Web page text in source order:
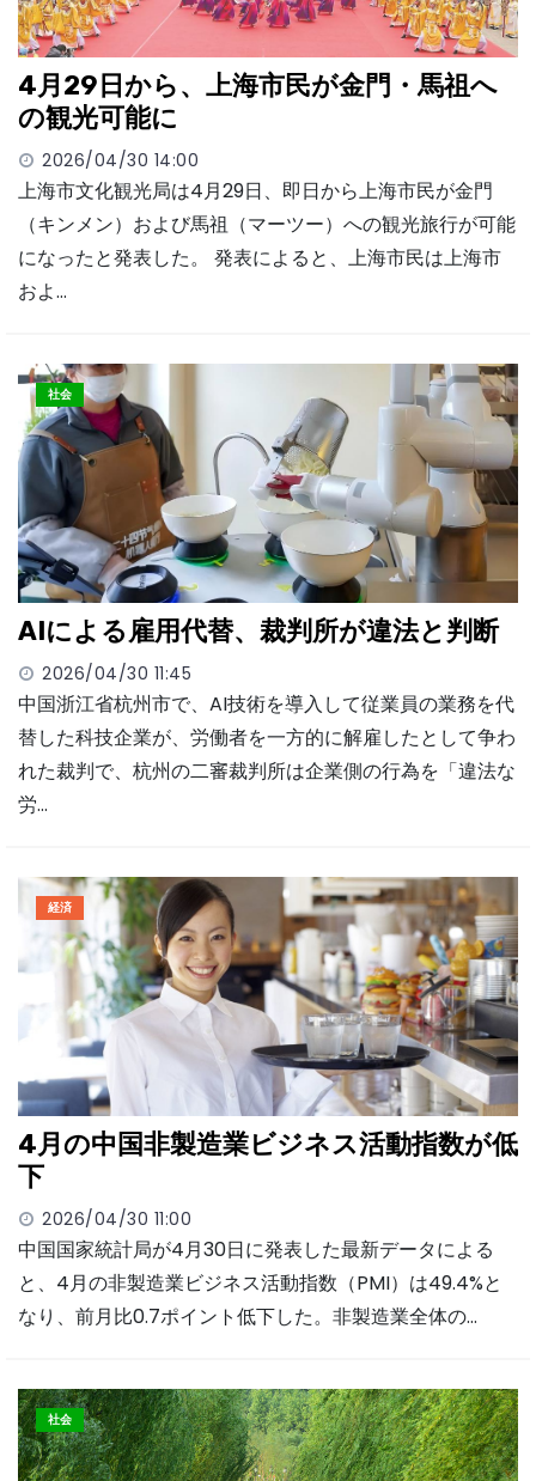
4月29日から、上海市民が金門・馬祖へ
の観光可能に
2026/04/30 14:00
上海市文化観光局は4月29日、即日から上海市民が金門
（キンメン）および馬祖（マーツー）への観光旅行が可能
になったと発表した。 発表によると、上海市民は上海市
およ…
社会
AIによる雇用代替、裁判所が違法と判断
2026/04/30 11:45
中国浙江省杭州市で、AI技術を導入して従業員の業務を代
替した科技企業が、労働者を一方的に解雇したとして争わ
れた裁判で、杭州の二審裁判所は企業側の行為を「違法な
労…
経済
4月の中国非製造業ビジネス活動指数が低
下
2026/04/30 11:00
中国国家統計局が4月30日に発表した最新データによる
と、4月の非製造業ビジネス活動指数（PMI）は49.4%と
なり、前月比0.7ポイント低下した。非製造業全体の…
社会